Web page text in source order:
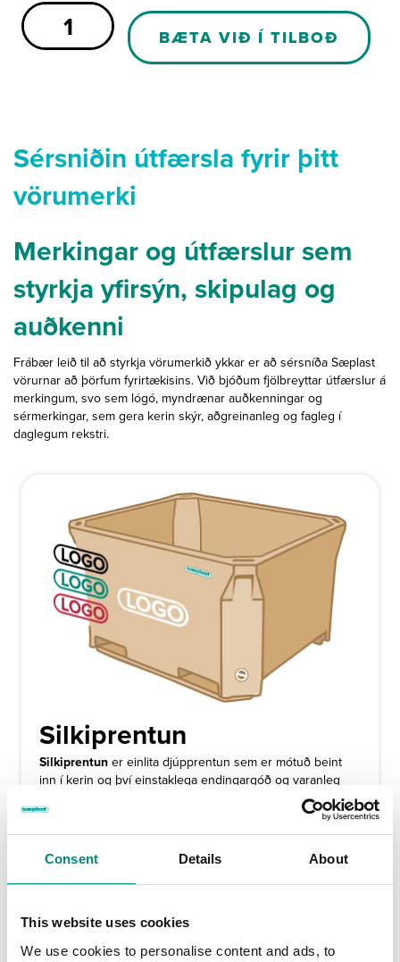
Consent Details About
This website uses cookies
We use cookies to personalise content and ads, to
Spare
Part
C011C
BÆTA VIÐ Í TILBOÐ
Sérsniðin útfærsla fyrir þitt
vörumerki
Merkingar og útfærslur sem
styrkja yfirsýn, skipulag og
auðkenni
Frábær leið til að styrkja vörumerkið ykkar er að sérsníða Sæplast
vörurnar að þörfum fyrirtækisins. Við bjóðum fjölbreyttar útfærslur á
merkingum, svo sem lógó, myndrænar auðkenningar og
sérmerkingar, sem gera kerin skýr, aðgreinanleg og fagleg í
daglegum rekstri.
Silkiprentun
Silkiprentuner einlita djúpprentun sem er mótuð beint
inn í kerin og því einstaklega endingargóð og varanleg
lausn. Hjá Sæplast getum við bætt nafni viðskiptavinar,
lógói eða sérmerktu tákni á kerin, sem gerir það
auðþekkjanlegt í daglegri notkun.
Silkiprentun er í boði í einlitri útgáfu og hægt er að velja